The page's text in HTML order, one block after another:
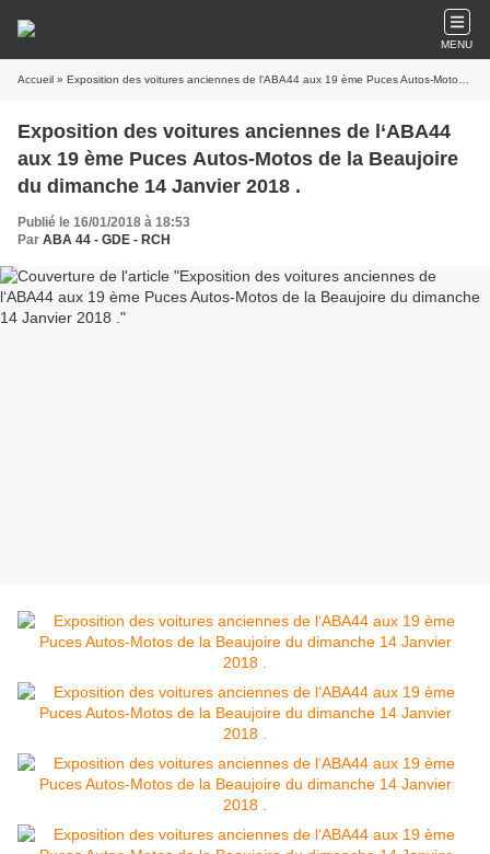
MENU
Accueil » Exposition des voitures anciennes de l‘ABA44 aux 19 ème Puces Autos-Motos de la Beaujoire du dimanche 14 Janvier 2018 .
Exposition des voitures anciennes de l‘ABA44
aux 19 ème Puces Autos-Motos de la Beaujoire
du dimanche 14 Janvier 2018 .
Publié le 16/01/2018 à 18:53
Par ABA 44 - GDE - RCH